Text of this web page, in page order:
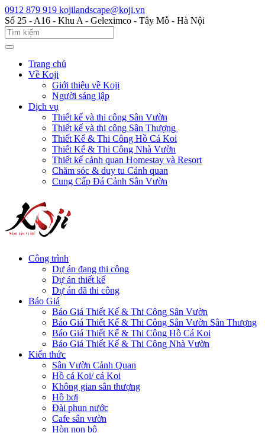
0912 879 919 kojilandscape@koji.vn
Số 25 - A16 - Khu A - Geleximco - Tây Mỗ - Hà Nội
Trang chủ
Về Koji
Giới thiệu về Koji
Người sáng lập
Dịch vụ
Thiết kế và thi công Sân Vườn
Thiết kế và thi công Sân Thượng
Thiết Kế & Thi Công Hồ Cá Koi
Thiết Kế & Thi Công Nhà Vườn
Thiết kế cảnh quan Homestay và Resort
Chăm sóc & duy tu Cảnh quan
Cung Cấp Đá Cảnh Sân Vườn
Công trình
Dự án đang thi công
Dự án thiết kế
Dự án đã thi công
Báo Giá
Báo Giá Thiết Kế & Thi Công Sân Vườn
Báo Giá Thiết Kế & Thi Công Sân Vườn Sân Thượng
Báo Giá Thiết Kế & Thi Công Hồ Cá Koi
Báo Giá Thiết Kế & Thi Công Nhà Vườn
Kiến thức
Sân Vườn Cảnh Quan
Hồ cá Koi/ cá Koi
Không gian sân thượng
Hồ bơi
Đài phun nước
Cafe sân vườn
Hòn non bộ